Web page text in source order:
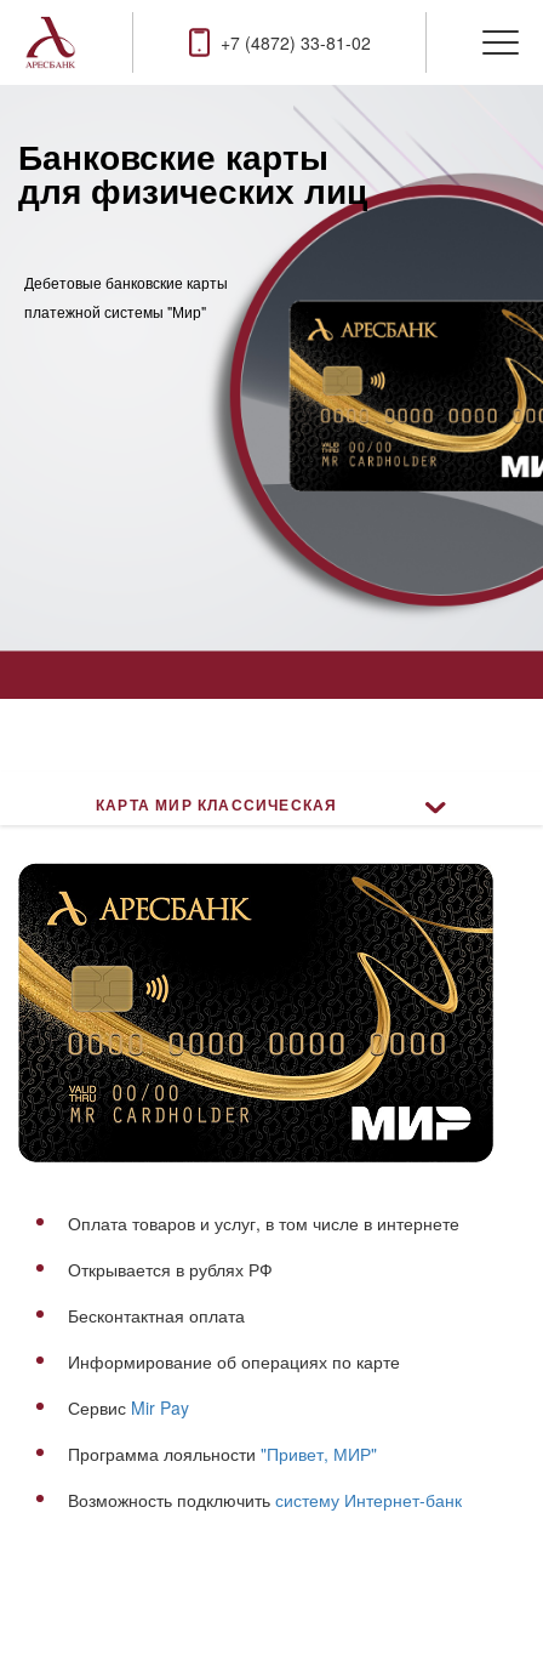
+7 (4872) 33-81-02
Банковские карты
для физических лиц
Дебетовые банковские карты
платежной системы "Мир"
КАРТА МИР КЛАССИЧЕСКАЯ
Оплата товаров и услуг, в том числе в интернете
Открывается в рублях РФ
Бесконтактная оплата
Информирование об операциях по карте
Сервис Mir Pay
Программа лояльности "Привет, МИР"
Возможность подключить систему Интернет-банк